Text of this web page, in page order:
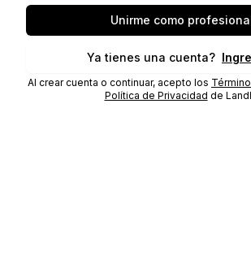
Unirme como
Ya tienes una cuenta?
Al crear cuenta o continuar, acepto los
Política de Privacidad de